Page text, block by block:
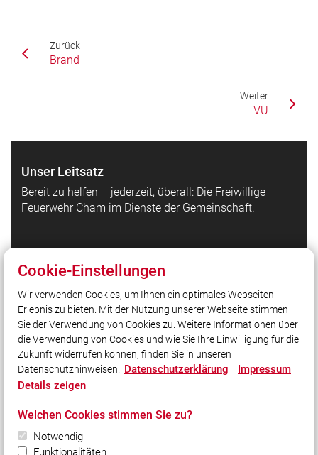
Zurück
Brand
Weiter
VU
Unser Leitsatz
Bereit zu helfen – jederzeit, überall: Die Freiwillige
Feuerwehr Cham im Dienste der Gemeinschaft.
Einsätze
Feuerwachen
Fahrzeuge
Datenschutzerklärung Social Media
Social Media
Bleiben Sie mit uns in Kontakt und vernetzen Sie sich
mit uns!
Cookie-Einstellungen
Wir verwenden Cookies, um Ihnen ein optimales Webseiten-
Erlebnis zu bieten. Mit der Nutzung unserer Webseite stimmen
Sie der Verwendung von Cookies zu. Weitere Informationen über
die Verwendung von Cookies und wie Sie Ihre Einwilligung für die
Zukunft widerrufen können, finden Sie in unseren
Datenschutzhinweisen. Datenschutzerklärung
Impressum
Details zeigen
Welchen Cookies stimmen Sie zu?
Notwendig
Funktionalitäten